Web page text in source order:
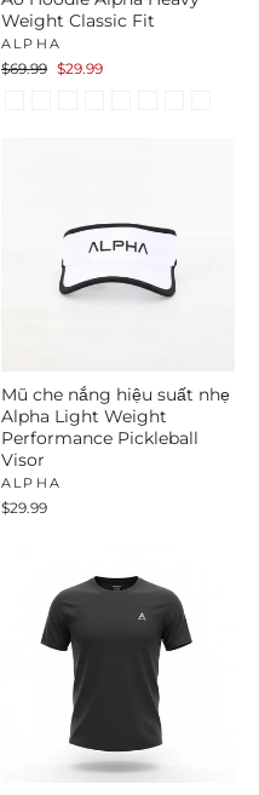
Weight Classic Fit
ALPHA
Giá
$69.99 Giá
$29.99
Mũ che nắng hiệu suất nhẹ
Alpha Light Weight
Performance Pickleball
Visor
ALPHA
$29.99